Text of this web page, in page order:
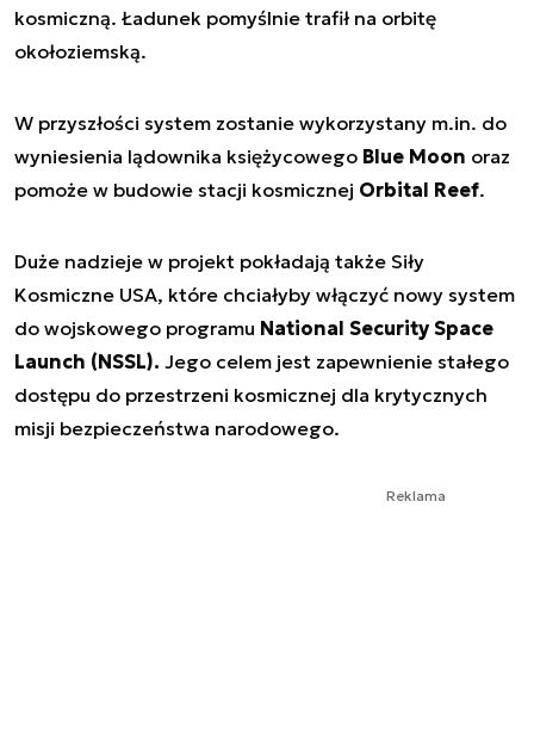
kosmiczną. Ładunek pomyślnie trafił na orbitę
okołoziemską.
W przyszłości system zostanie wykorzystany m.in. do
wyniesienia lądownika księżycowego Blue Moon oraz
pomoże w budowie stacji kosmicznej Orbital Reef.
Duże nadzieje w projekt pokładają także Siły
Kosmiczne USA, które chciałyby włączyć nowy system
do wojskowego programu National Security Space
Launch (NSSL). Jego celem jest zapewnienie stałego
dostępu do przestrzeni kosmicznej dla krytycznych
misji bezpieczeństwa narodowego.
Reklama